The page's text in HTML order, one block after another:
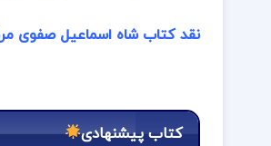
نقد کتاب شاه اسماعیل صفوی
کتاب پیشنهادی